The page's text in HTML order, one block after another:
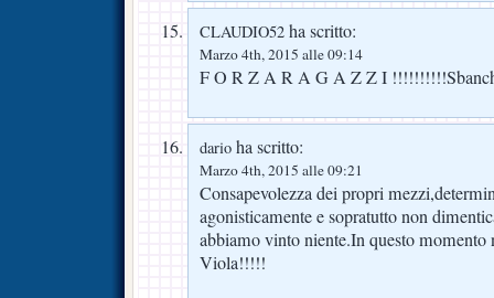
CLAUDIO52 ha scritto:
Marzo 4th, 2015 alle 09:14
F O R Z A R A G A Z Z I
dario ha scritto:
Marzo 4th, 2015 alle 09:21
Consapevolezza dei propri
agonisticamente e sopratutto non
abbiamo vinto niente.In questo momento
Viola!!!!!